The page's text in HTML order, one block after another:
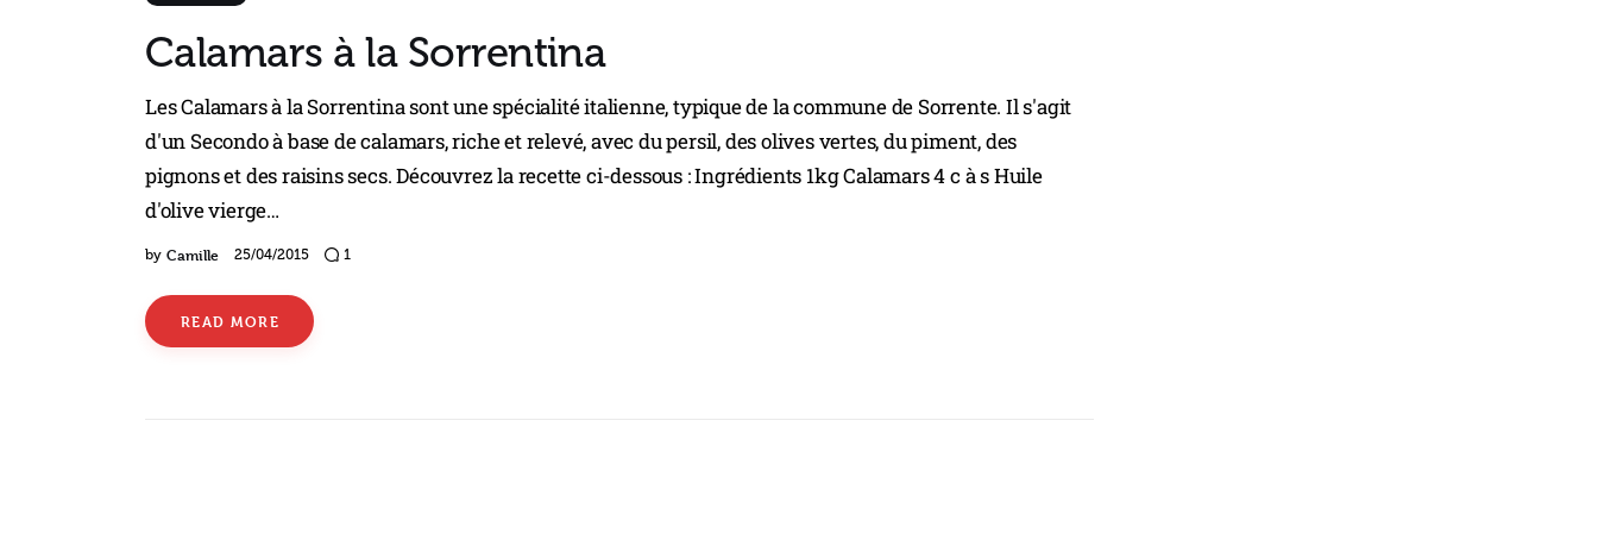
Calamars à la Sorrentina
Les Calamars à la Sorrentina sont une spécialité italienne, typique de la commune de Sorrente. Il s'agit
d'un Secondo à base de calamars, riche et relevé, avec du persil, des olives vertes, du piment, des
pignons et des raisins secs. Découvrez la recette ci-dessous : Ingrédients 1kg Calamars 4 c à s Huile
d'olive vierge…
by Camille 25/04/2015 1
READ MORE